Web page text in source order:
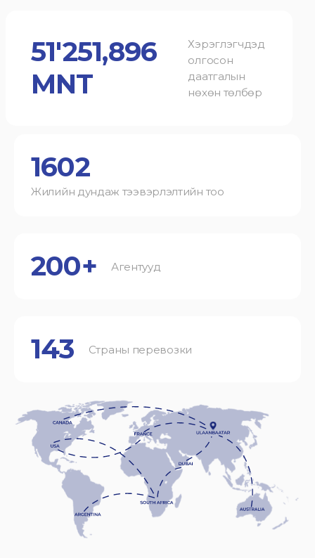
51'251,896
MNT
Хэрэглэгчдэд
олгосон
даатгалын
нөхөн төлбөр
1602
Жилийн дундаж тээвэрлэлтийн тоо
200+ Агентууд
143 Страны перевозки